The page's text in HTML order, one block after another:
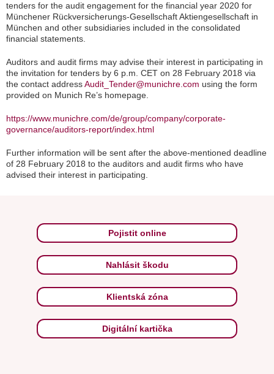
tenders for the audit engagement for the financial year 2020 for
Münchener Rückversicherungs-Gesellschaft Aktiengesellschaft in
München and other subsidiaries included in the consolidated
financial statements.
Auditors and audit firms may advise their interest in participating in
the invitation for tenders by 6 p.m. CET on 28 February 2018 via
the contact addressAudit_Tender@munichre.com using the form
provided on Munich Re’s homepage.
https://www.munichre.com/de/group/company/corporate-
governance/auditors-report/index.html
Further information will be sent after the above-mentioned deadline
of 28 February 2018 to the auditors and audit firms who have
advised their interest in participating.
Pojistit online
Nahlásit škodu
Klientská zóna
Digitální kartička